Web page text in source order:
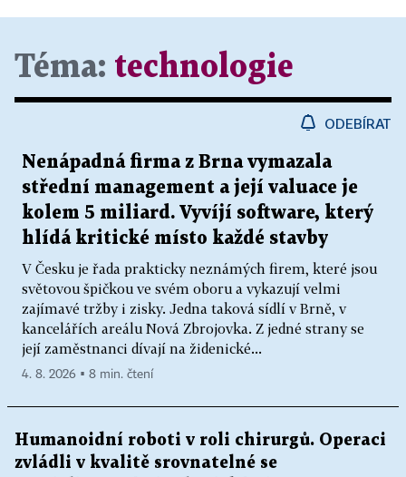
Téma: technologie
ODEBÍRAT
Nenápadná firma z Brna vymazala
střední management a její valuace je
kolem 5 miliard. Vyvíjí software, který
hlídá kritické místo každé stavby
V Česku je řada prakticky neznámých firem, které jsou
světovou špičkou ve svém oboru a vykazují velmi
zajímavé tržby i zisky. Jedna taková sídlí v Brně, v
kancelářích areálu Nová Zbrojovka. Z jedné strany se
její zaměstnanci dívají na židenické...
4. 8. 2026 ▪ 8 min. čtení
Humanoidní roboti v roli chirurgů. Operaci
zvládli v kvalitě srovnatelné se